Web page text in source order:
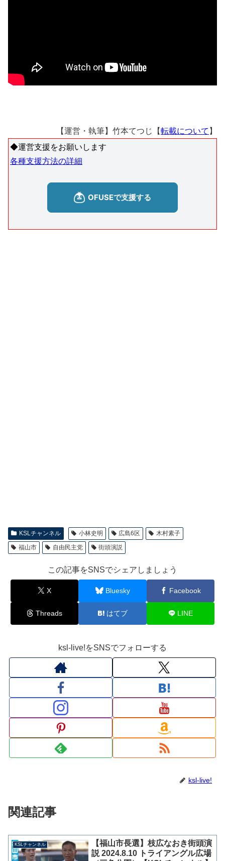
【運営・執筆】竹本てつじ【転載について 】
◆運営支援をお願いします
各種支援方法の詳細
KSLチャンネル 小林史明 広島6区
木村素子
福山市
自由民主党 街頭演説
この記事をSNSでシェアしましょう
X Bluesky Facebook
Threads はてブ LINE
ksl-live!をSNSでフォローする
ksl-live!
関連記事
KSLチャンネル
【福山市長選】枝広なおき街頭演
説 2024.8.10 トライアングル広場